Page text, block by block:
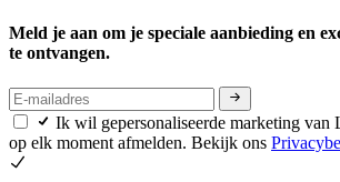
Meld je aan om je speciale aanbieding en
te ontvangen.
Ik wil gepersonaliseerde marketing van
op elk moment afmelden. Bekijk ons